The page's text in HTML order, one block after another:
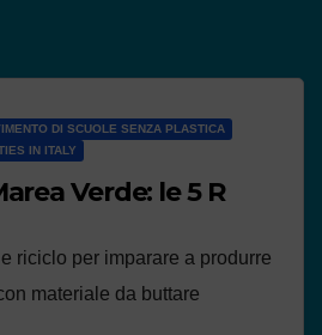
DI SCUOLE SENZA PLASTICA
IN ITALY
Verde: le 5 R
riciclo per imparare a produrre
materiale da buttare